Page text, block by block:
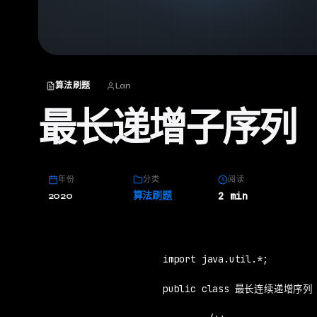
算法刷题 Lan
最长递增子序列
年份
2020
分类
算法刷题
阅读
2 min
import java.util.*;
public class 最长连续递增序列